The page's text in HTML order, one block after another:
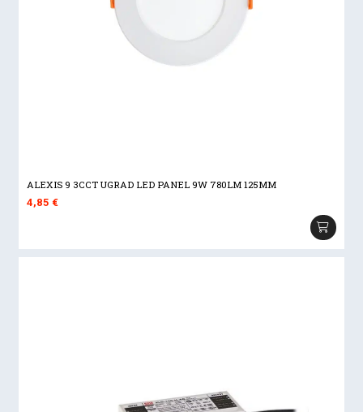
ALEXIS 9 3CCT UGRAD LED PANEL 9W 780LM 125MM
4,85€